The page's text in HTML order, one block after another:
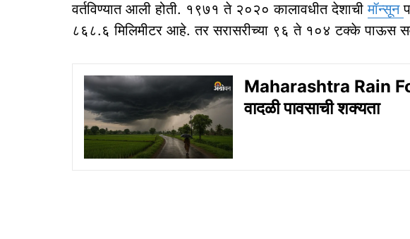
वर्तविण्यात आली होती. १९७१ ते २०२० कालावधीत देशाचीमॉन्सून
८६८.६ मिलिमीटर आहे. तर सरासरीच्या ९६ ते १०४ टक्के पाऊस
Maharashtra Rain
वादळी पावसाची शक्यता